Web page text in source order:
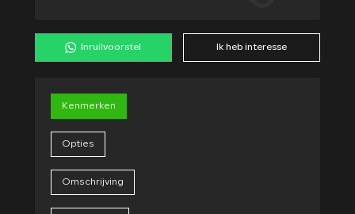
Inruilvoorstel Ik heb interesse
Kenmerken
Opties
Omschrijving